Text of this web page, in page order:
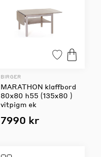
BIRGER
MARATHON klaffbord
80x80 h55 (135x80 )
vitpigm ek
7990 kr